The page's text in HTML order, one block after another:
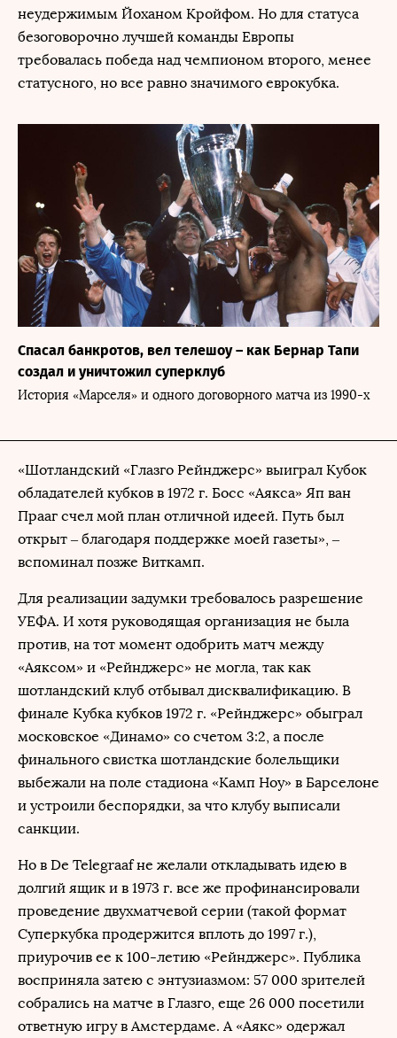
неудержимым Йоханом Кройфом. Но для статуса
безоговорочно лучшей команды Европы
требовалась победа над чемпионом второго, менее
статусного, но все равно значимого еврокубка.
Спасал банкротов, вел телешоу – как Бернар Тапи
создал и уничтожил суперклуб
История «Марселя» и одного договорного матча из 1990-х
«Шотландский «Глазго Рейнджерс» выиграл Кубок
обладателей кубков в 1972 г. Босс «Аякса» Яп ван
Прааг счел мой план отличной идеей. Путь был
открыт – благодаря поддержке моей газеты», –
вспоминал позже Виткамп.
Для реализации задумки требовалось разрешение
УЕФА. И хотя руководящая организация не была
против, на тот момент одобрить матч между
«Аяксом» и «Рейнджерс» не могла, так как
шотландский клуб отбывал дисквалификацию. В
финале Кубка кубков 1972 г. «Рейнджерс» обыграл
московское «Динамо» со счетом 3:2, а после
финального свистка шотландские болельщики
выбежали на поле стадиона «Камп Ноу» в Барселоне
и устроили беспорядки, за что клубу выписали
санкции.
Но в De Telegraaf не желали откладывать идею в
долгий ящик и в 1973 г. все же профинансировали
проведение двухматчевой серии (такой формат
Суперкубка продержится вплоть до 1997 г.),
приурочив ее к 100-летию «Рейнджерс». Публика
восприняла затею с энтузиазмом: 57 000 зрителей
собрались на матче в Глазго, еще 26 000 посетили
ответную игру в Амстердаме. А «Аякс» одержал